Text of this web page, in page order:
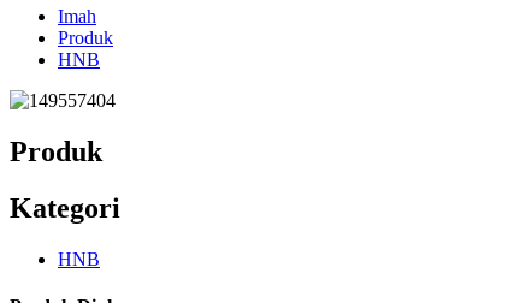
Imah
Produk
HNB
Produk
Kategori
HNB